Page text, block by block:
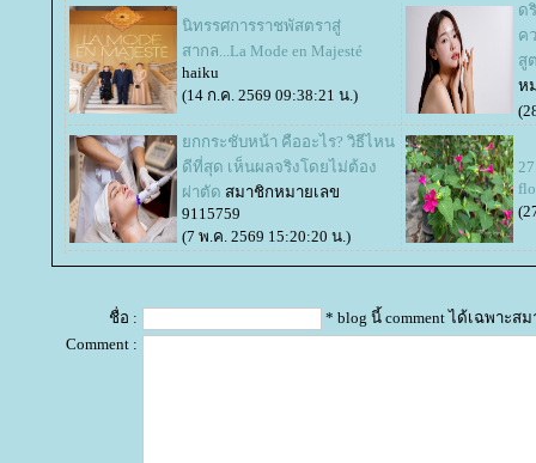
นิทรรศการราชพัสตราสู่
สากล...La Mode en Majesté
haiku
(14 ก.ค. 2569 09:38:21 น.)
ด
ค
สู
ห
กกระชับหน้า คืออะไร? วิธีไหน
ดีที่สุด เห็นผลจริงโดยไม่ต้อง
ผ่าตัด สมาชิกหมายเลข
9115759
(7 พ.ค. 2569 15:20:20 น.)
ชื่อ :
* blog นี้ comment ได้เฉพาะส
Comment :